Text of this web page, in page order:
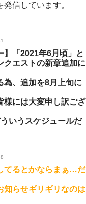
信しています。
】「2021年6月頃」と
クエストの新章追加に
為、追加を8月上旬に
様には大変申し訳ござ
いうスケジュールだ
てるとかならまぁ…だ
知らせギリギリなのは